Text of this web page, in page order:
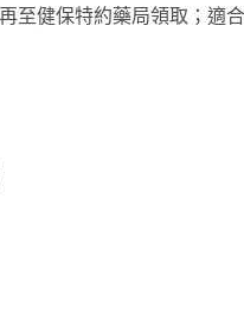
至健保特約藥局領取；適